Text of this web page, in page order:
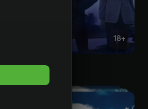
18+
День и ночь